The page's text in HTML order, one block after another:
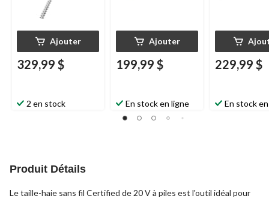
Ajouter
329,99 $
2 en stock
Ajouter
199,99 $
En stock en ligne
229,99 $
En stock
Produit Détails
Le taille-haie sans fil Certified de 20 V à piles est l'outil idéal pour